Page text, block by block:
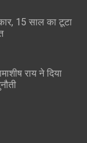
15 साल का टूटा
राय ने दिया